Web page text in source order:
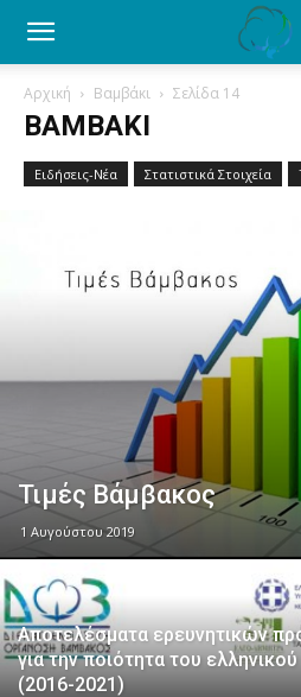
Ενημέρωση
τελευταία
Αρχική Βαμβάκι Σελίδα 14
ΒΑΜΒΆΚΙ
Ειδήσεις-Νέα Στατιστικά Στοιχεία
Τιμές Βάμβακος
1 Αυγούστου 2019
Αποτελέσματα ερευνητικών
για την ποιότητα του
(2016-2021)